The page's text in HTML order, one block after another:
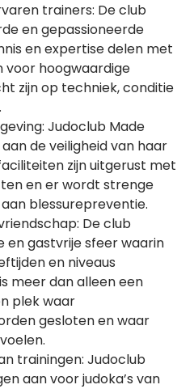
trainers: De club
en gepassioneerde
en expertise delen met
voor hoogwaardige
zijn op techniek, conditie
Judoclub Made
de veiligheid van haar
zijn uitgerust met
en er wordt strenge
blessurepreventie.
De club
gastvrije sfeer waarin
en niveaus
meer dan alleen een
plek waar
gesloten en waar
trainingen: Judoclub
aan voor judoka’s van